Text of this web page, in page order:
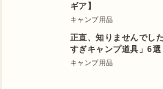
ギア】
キャンプ用品
正直、知りませんでし
すぎキャンプ道具」6選
キャンプ用品